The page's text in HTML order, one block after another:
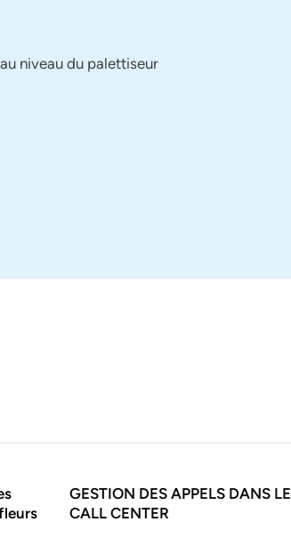
niveau du palettiseur
GESTION DES APPELS DANS LE
CALL CENTER